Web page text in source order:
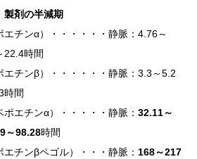
剤の半減期
チンα）・・・・・・静脈：4.76～
22.4時間
エチンβ）・・・・・・静脈：3.3～5.2
時間
エチンα）・・・・・静脈： 32.11～
～98.28時間
チンβペゴル）・・・静脈： 168～217